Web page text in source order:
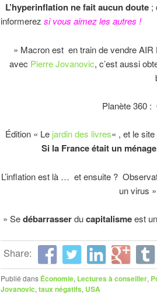
L’hyperinflation ne fait aucun doute ;
informerez si vous aimez les autres !
» Macron est en train de vendre
avec Pierre Jovanovic, c’est aussi
Planète 360
Édition « Le jardin des livres« , et le site
Si la France était un
L’inflation est là … et ensuite ?
un virus
» Sedébarrasserducapitalismeest
Share:
Publié dans Économie, Lectures à conseiller,
Jovanovic, taux négatifs, USA